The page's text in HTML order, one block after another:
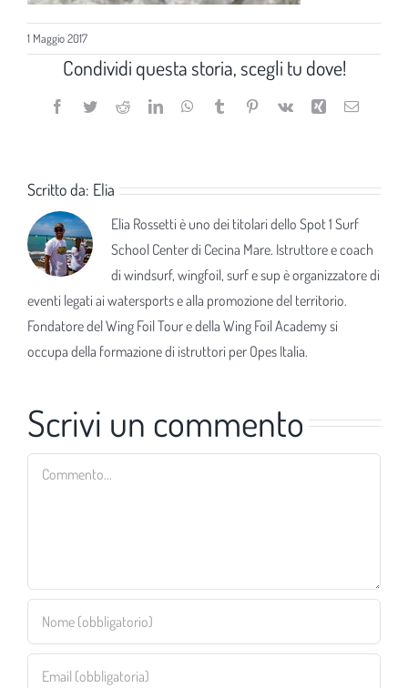
1 Maggio 2017
Condividi questa storia, scegli tu dove!
Facebook
TwitterRedditLinkedInWhatsApp
TumblrPinterest
Vk Xing Email
Scritto da: Elia
Elia Rossetti è uno dei titolari dello Spot 1 Surf
School Center di Cecina Mare. Istruttore e coach
di windsurf, wingfoil, surf e sup è organizzatore di
eventi legati ai watersports e alla promozione del territorio.
Fondatore del Wing Foil Tour e della Wing Foil Academy si
occupa della formazione di istruttori per Opes Italia.
Scrivi un commento
Commento